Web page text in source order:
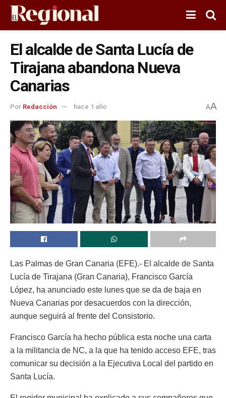
El alcalde de Santa Lucía de
Tirajana abandona Nueva
Canarias
Por Redacción hace 1 año AA
Las Palmas de Gran Canaria (EFE).- El alcalde de Santa
Lucía de Tirajana (Gran Canaria), Francisco García
López, ha anunciado este lunes que se da de baja en
Nueva Canarias por desacuerdos con la dirección,
aunque seguirá al frente del Consistorio.
Francisco García ha hecho pública esta noche una carta
a la militancia de NC, a la que ha tenido acceso EFE, tras
comunicar su decisión a la Ejecutiva Local del partido en
Santa Lucía.